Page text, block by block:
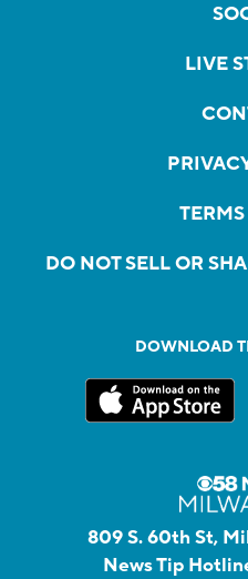
LIVE
DO NOT SELL OR
DOWNLOAD
809 S. 60th St,
News Tip